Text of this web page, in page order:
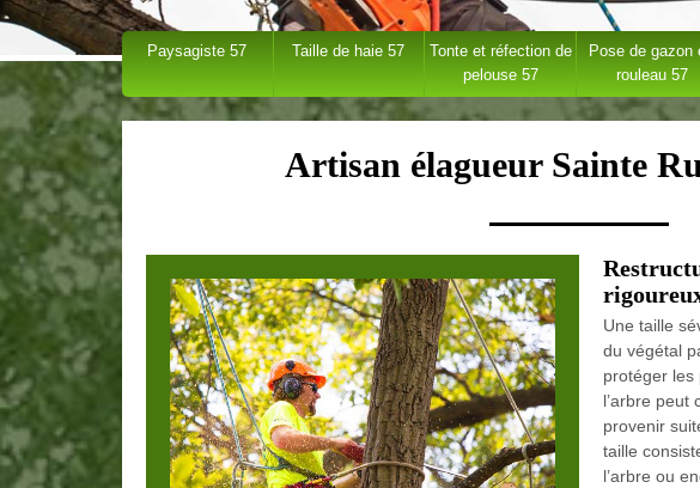
Paysagiste 57 Taille de haie 57
Tonte et réfection de
pelouse 57
Pose de gazon
rouleau 57
Artisan élagueur Sainte
Une taille
du végétal
protéger les
l’arbre peut
provenir
taille
l’arbre ou